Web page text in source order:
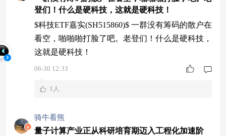
表明金融机构更关注大模型在具体业务场景的落
地。产业链上，金融数据与信息服务、银
登们！什么是硬科技，这就是硬科技！
$科技ETF嘉实(SH515860)$ 一群没有筹码的散户在
看空，啪啪啪打脸了吧。老登们！什么是硬科技，
这就是硬科技！
06-30 12:33
1人
骑牛看熊
量子计算产业正从科研培育期迈入工程化加速阶